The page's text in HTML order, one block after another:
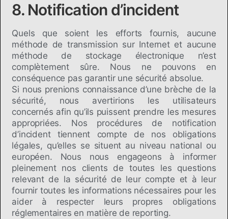
8. Notification d’incident
Quels que soient les efforts fournis, aucune
méthode de transmission sur Internet et aucune
méthode de stockage électronique n’est
complètement sûre. Nous ne pouvons en
conséquence pas garantir une sécurité absolue.
Si nous prenions connaissance d’une brèche de la
sécurité, nous avertirions les utilisateurs
concernés afin qu’ils puissent prendre les mesures
appropriées. Nos procédures de notification
d’incident tiennent compte de nos obligations
légales, qu’elles se situent au niveau national ou
européen. Nous nous engageons à informer
pleinement nos clients de toutes les questions
relevant de la sécurité de leur compte et à leur
fournir toutes les informations nécessaires pour les
aider à respecter leurs propres obligations
réglementaires en matière de reporting.